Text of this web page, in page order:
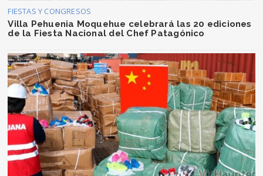
FIESTAS Y CONGRESOS
Villa Pehuenia Moquehue celebrará las 20 ediciones
de la Fiesta Nacional del Chef Patagónico